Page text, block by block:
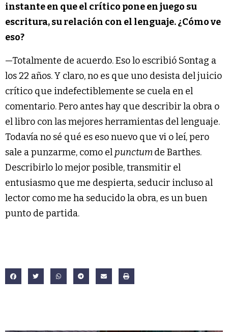
instante en que el crítico pone en juego su
escritura, su relación con el lenguaje. ¿Cómo ve
eso?
—Totalmente de acuerdo. Eso lo escribió Sontag a
los 22 años. Y claro, no es que uno desista del juicio
crítico que indefectiblemente se cuela en el
comentario. Pero antes hay que describir la obra o
el libro con las mejores herramientas del lenguaje.
Todavía no sé qué es eso nuevo que vi o leí, pero
sale a punzarme, como el punctumde Barthes.
Describirlo lo mejor posible, transmitir el
entusiasmo que me despierta, seducir incluso al
lector como me ha seducido la obra, es un buen
punto de partida.